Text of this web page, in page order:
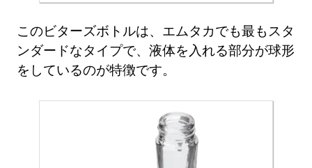
このビターズボトルは、エムタカでも最もスタ
ンダードなタイプで、液体を入れる部分が球形
をしているのが特徴です。